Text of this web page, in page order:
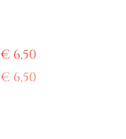
€ 6,50
€ 6,50